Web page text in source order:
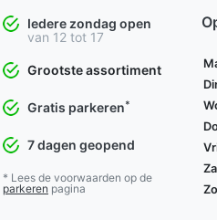
Iedere zondag open
van 12 tot 17
Grootste assortiment
Gratis parkeren*
7 dagen geopend
* Lees de voorwaarden op de
parkeren pagina